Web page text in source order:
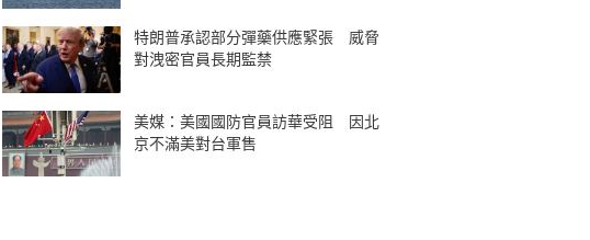
特朗普承認部分彈藥供應緊張 威脅
對洩密官員長期監禁
美媒：美國國防官員訪華受阻 因北
京不滿美對台軍售